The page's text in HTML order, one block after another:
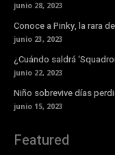
junio 28, 2023
Conoce a Pinky, la rara
junio 23, 2023
¿Cuándo saldrá
junio 22, 2023
Niño sobrevive días
junio 15, 2023
Featured